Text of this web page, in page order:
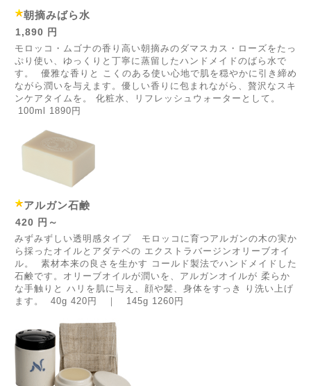
朝摘みばら水
1,890 円
モロッコ・ムゴナの香り高い朝摘みのダマスカス・ローズをたっ
ぷり使い、ゆっくりと丁寧に蒸留したハンドメイドのばら水で
す。 優雅な香りと こくのある使い心地で肌を穏やかに引き締め
ながら潤いを与えます。優しい香りに包まれながら、贅沢なスキ
ンケアタイムを。 化粧水、リフレッシュウォーターとして。
100ml 1890円
アルガン石鹸
420 円～
みずみずしい透明感タイプ モロッコに育つアルガンの木の実か
ら採ったオイルとアダテペの エクストラバージンオリーブオイ
ル。 素材本来の良さを生かす コールド製法でハンドメイドした
石鹸です。オリーブオイルが潤いを、アルガンオイルが 柔らか
な手触りと ハリを肌に与え、顔や髪、身体をすっき り洗い上げ
ます。 40g 420円 ｜ 145g 1260円